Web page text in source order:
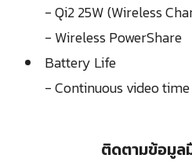
- Qi2 25W (Wireless
- Wireless PowerShare
Battery Life
- Continuous video time
ติดตามข้อมูล